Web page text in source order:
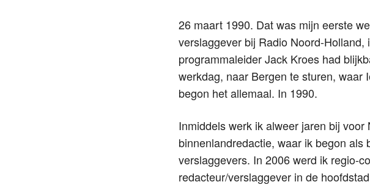
26 maart 1990. Dat was mijn eerste
verslaggever bij Radio Noord-
programmaleider Jack Kroes had
werkdag, naar Bergen te sturen, waar
begon het allemaal. In 1990.
Inmiddels werk ik alweer jaren bij
binnenlandredactie, waar ik begon
verslaggevers. In 2006 werd ik regio-
redacteur/verslaggever in de